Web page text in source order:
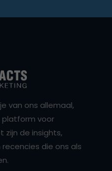
van ons allemaal,
platform voor
zijn de insights,
die ons als